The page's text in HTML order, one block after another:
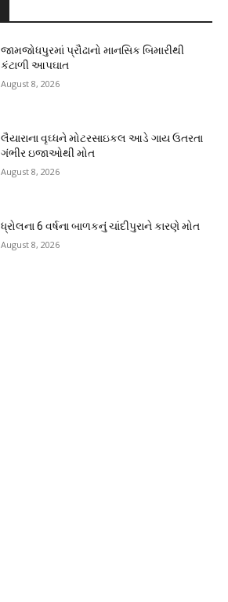
જામજોધપુરમાં પ્રૌઢાનો માનસિક બિમારીથી
કંટાળી આપઘાત
August 8, 2026
લૈયારાના વૃઘ્ધને મોટરસાઇકલ આડે ગાય ઉતરતા
ગંભીર ઇજાઓથી મોત
August 8, 2026
ધ્રોલના 6 વર્ષના બાળકનું ચાંદીપુરાને કારણે મોત
August 8, 2026